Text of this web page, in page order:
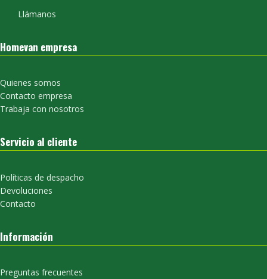
Llámanos
Homevan empresa
Quienes somos
Contacto empresa
Trabaja con nosotros
Servicio al cliente
Políticas de despacho
Devoluciones
Contacto
Información
Preguntas frecuentes